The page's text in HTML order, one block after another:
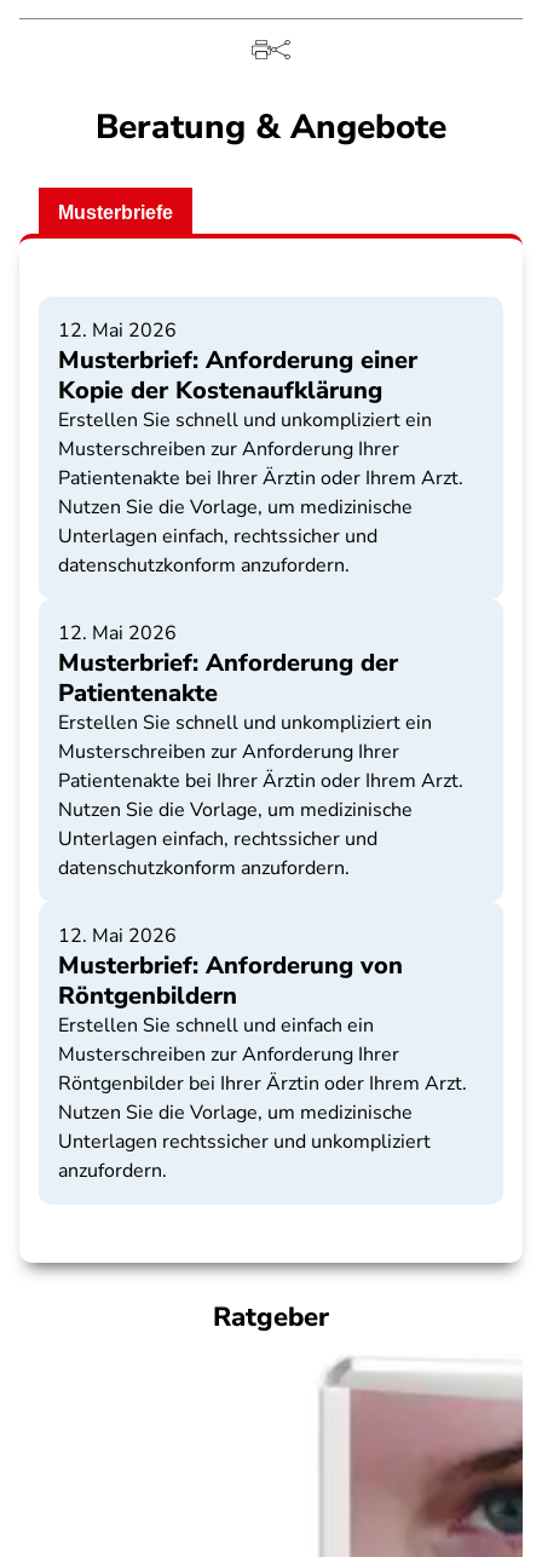
Beratung & Angebote
Musterbriefe
12. Mai 2026
Musterbrief: Anforderung einer
Kopie der Kostenaufklärung
Erstellen Sie schnell und unkompliziert ein
Musterschreiben zur Anforderung Ihrer
Patientenakte bei Ihrer Ärztin oder Ihrem Arzt.
Nutzen Sie die Vorlage, um medizinische
Unterlagen einfach, rechtssicher und
datenschutzkonform anzufordern.
12. Mai 2026
Musterbrief: Anforderung der
Patientenakte
Erstellen Sie schnell und unkompliziert ein
Musterschreiben zur Anforderung Ihrer
Patientenakte bei Ihrer Ärztin oder Ihrem Arzt.
Nutzen Sie die Vorlage, um medizinische
Unterlagen einfach, rechtssicher und
datenschutzkonform anzufordern.
12. Mai 2026
Musterbrief: Anforderung von
Röntgenbildern
Erstellen Sie schnell und einfach ein
Musterschreiben zur Anforderung Ihrer
Röntgenbilder bei Ihrer Ärztin oder Ihrem Arzt.
Nutzen Sie die Vorlage, um medizinische
Unterlagen rechtssicher und unkompliziert
anzufordern.
Ratgeber